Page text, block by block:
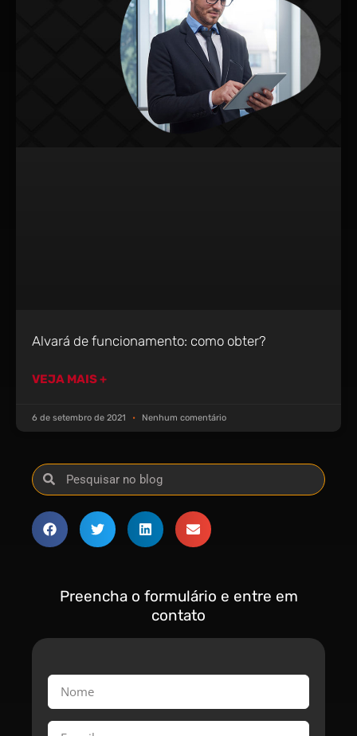
Alvará de funcionamento: como obter?
VEJA MAIS +
6 de setembro de 2021 Nenhum comentário
Preencha o formulário e entre em
contato